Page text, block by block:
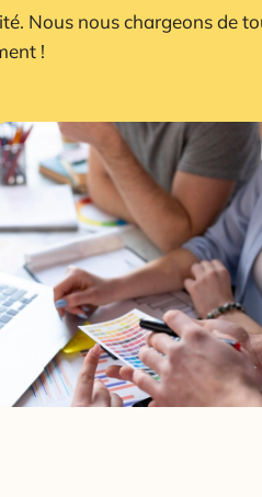
Nous nous chargeons de
!